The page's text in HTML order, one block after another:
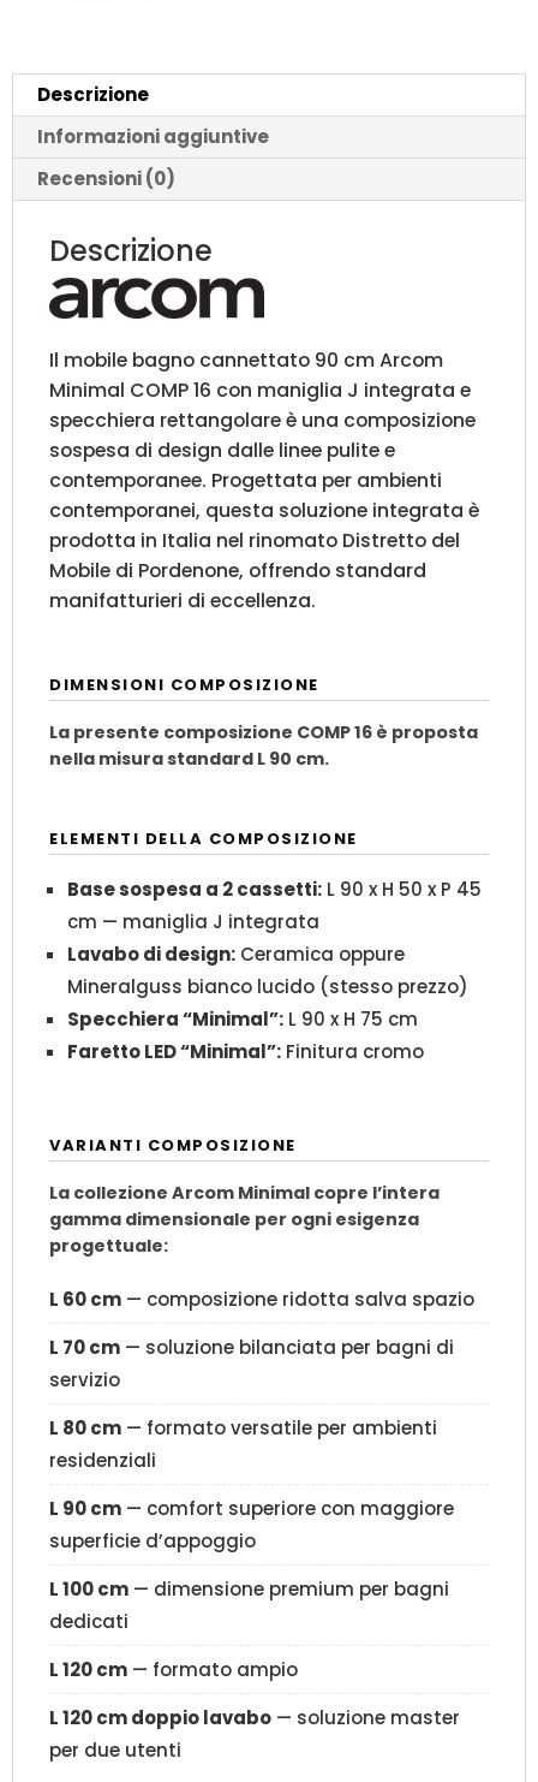
con
Specchiera
Rettangolare
Arcom
Minimal
COMP
quantità
Descrizione
Informazioni aggiuntive
Recensioni (0)
Descrizione
Il mobile bagno cannettato 90 cm Arcom
Minimal COMP 16 con maniglia J integrata e
specchiera rettangolare è una composizione
sospesa di design dalle linee pulite e
contemporanee. Progettata per ambienti
contemporanei, questa soluzione integrata è
prodotta in Italia nel rinomato Distretto del
Mobile di Pordenone, offrendo standard
manifatturieri di eccellenza.
DIMENSIONI COMPOSIZIONE
La presente composizione COMP 16 è proposta
nella misura standard L 90 cm.
ELEMENTI DELLA COMPOSIZIONE
Base sospesa a 2 cassetti: L 90 x H 50 x P 45
cm — maniglia J integrata
Lavabo di design: Ceramica oppure
Mineralguss bianco lucido (stesso prezzo)
Specchiera “Minimal”: L 90 x H 75 cm
Faretto LED “Minimal”: Finitura cromo
VARIANTI COMPOSIZIONE
La collezione Arcom Minimal copre l’intera
gamma dimensionale per ogni esigenza
progettuale:
L 60 cm — composizione ridotta salva spazio
L 70 cm — soluzione bilanciata per bagni di
servizio
L 80 cm — formato versatile per ambienti
residenziali
L 90 cm — comfort superiore con maggiore
superficie d’appoggio
L 100 cm — dimensione premium per bagni
dedicati
L 120 cm — formato ampio
L 120 cm doppio lavabo — soluzione master
per due utenti